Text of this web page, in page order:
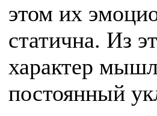
этом их
статична. Из
характер
постоянный